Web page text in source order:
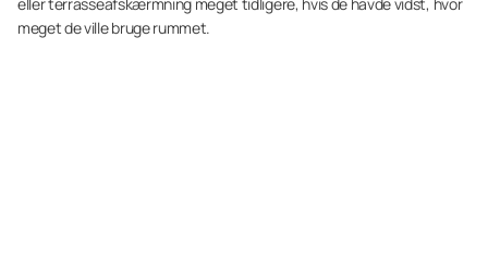
meget de ville bruge rummet.